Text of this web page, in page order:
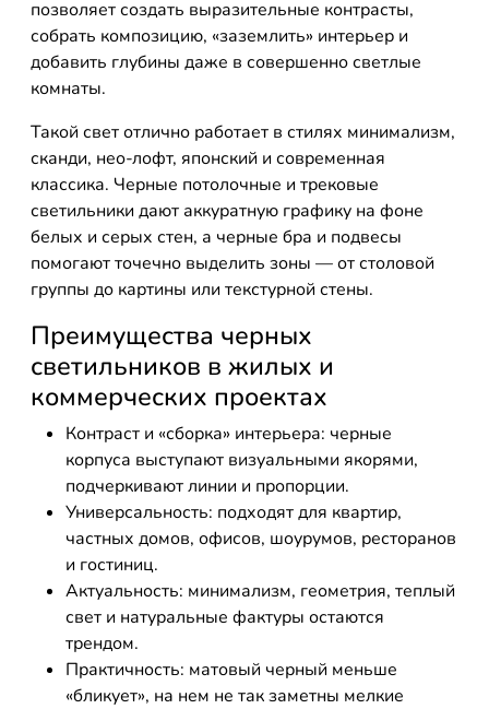
позволяет создать выразительные контрасты,
собрать композицию, «заземлить» интерьер и
добавить глубины даже в совершенно светлые
комнаты.
Такой свет отлично работает в стилях минимализм,
сканди, нео-лофт, японский и современная
классика. Черные потолочные и трековые
светильники дают аккуратную графику на фоне
белых и серых стен, а черные бра и подвесы
помогают точечно выделить зоны — от столовой
группы до картины или текстурной стены.
Преимущества черных
светильников в жилых и
коммерческих проектах
Контраст и «сборка» интерьера: черные
корпуса выступают визуальными якорями,
подчеркивают линии и пропорции.
Универсальность: подходят для квартир,
частных домов, офисов, шоурумов, ресторанов
и гостиниц.
Актуальность: минимализм, геометрия, теплый
свет и натуральные фактуры остаются
трендом.
Практичность: матовый черный меньше
«бликует», на нем не так заметны мелкие